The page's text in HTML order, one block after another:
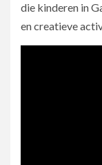
die kinderen in
en creatieve